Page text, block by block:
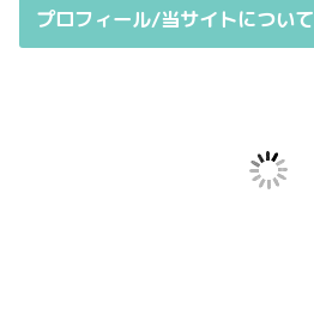
プロフィール/当サイトについて